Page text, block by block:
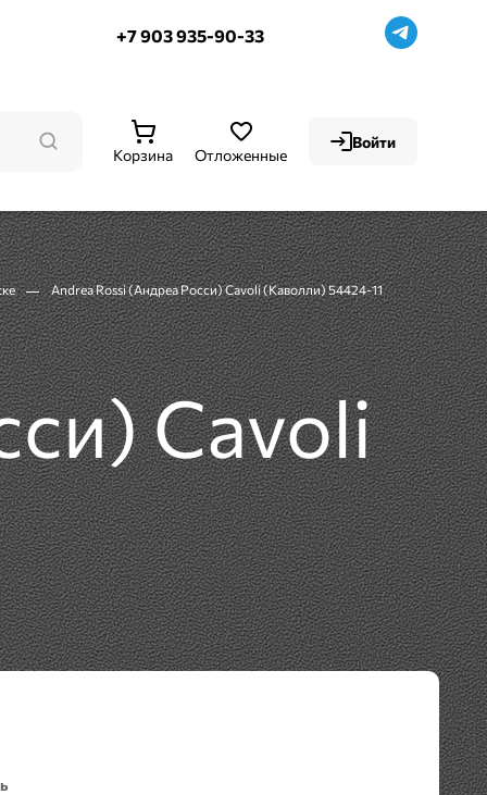
+7 903 935-90-33
Отложенные
Корзина
Войти
Andrea Rossi (Андреа Росси) Cavoli (Каволли) 54424-11
Cavoli